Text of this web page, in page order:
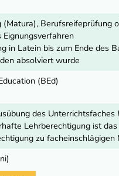
(Matura), Berufsreifeprüfung
Eignungsverfahren
in Latein bis zum Ende des
absolviert wurde
(BEd)
des Unterrichtsfaches
Lehrberechtigung ist
zu facheinschlägigen